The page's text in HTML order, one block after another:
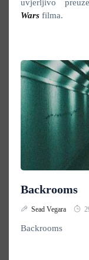
uvjerljivo
Wars filma.
Backrooms
Sead Vegara
Backrooms